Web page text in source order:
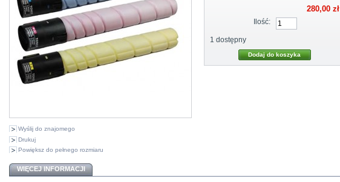
Wyślij do znajomego
Drukuj
Powiększ do pełnego rozmiaru
280,00 zł
Ilość:
1 dostępny
WIĘCEJ INFORMACJI